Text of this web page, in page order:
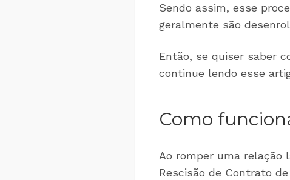
Sendo assim, esse
geralmente são
Então, se quiser saber
continue lendo esse
Como
Ao romper uma relação
Rescisão de Contrato